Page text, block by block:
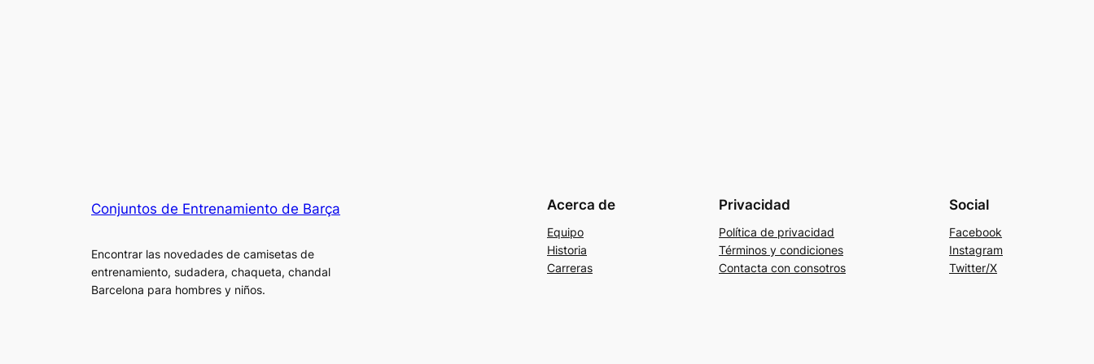
Conjuntos de Entrenamiento de Barça
Encontrar las novedades de camisetas de
entrenamiento, sudadera, chaqueta, chandal
Barcelona para hombres y niños.
Acerca de
Equipo
Historia
Carreras
Privacidad
Política de privacidad
Términos y condiciones
Contacta con consotros
Social
Facebook
Instagram
Twitter/X